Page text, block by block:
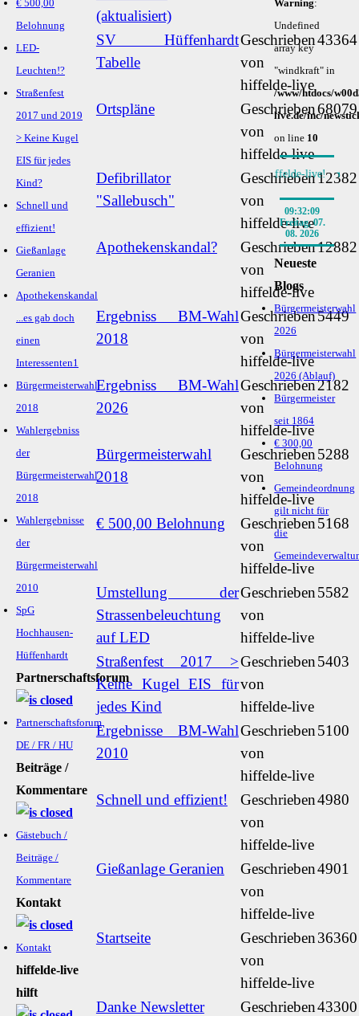
€ 500,00
Belohnung
LED-
Leuchten!?
Straßenfest
2017 und 2019
> Keine Kugel
EIS für jedes
Kind?
Schnell und
effizient!
Gießanlage
Geranien
Apothekenskandal
...es gab doch
einen
Interessenten1
Bürgermeisterwahl
2018
Wahlergebniss
der
Bürgermeisterwahl
2018
Wahlergebnisse
der
Bürgermeisterwahl
2010
SpG
Hochhausen-
Hüffenhardt
Partnerschaftsforum
Partnerschaftsforum
DE / FR / HU
Beiträge /
Kommentare
Gästebuch /
Beiträge /
Kommentare
Kontakt
Kontakt
hiffelde-live
hilft
(aktualisiert)
SV Hüffenhardt
Tabelle
Geschrieben
von
hiffelde-live
43364
Ortspläne
Geschrieben
von
hiffelde-live
68079
Defibrillator
"Sallebusch"
Geschrieben
von
hiffelde-live
12382
Apothekenskandal?
Geschrieben
von
hiffelde-live
12882
Ergebniss BM-Wahl
2018
Geschrieben
von
hiffelde-live
5449
Ergebniss BM-Wahl
2026
Geschrieben
von
hiffelde-live
2182
Bürgermeisterwahl
2018
Geschrieben
von
hiffelde-live
5288
€ 500,00 Belohnung
Geschrieben
von
hiffelde-live
5168
Umstellung der
Strassenbeleuchtung
auf LED
Geschrieben
von
hiffelde-live
5582
Straßenfest 2017 >
Keine Kugel EIS für
jedes Kind
Geschrieben
von
hiffelde-live
5403
Ergebnisse BM-Wahl
2010
Geschrieben
von
hiffelde-live
5100
Schnell und effizient!
Geschrieben
von
hiffelde-live
4980
Gießanlage Geranien
Geschrieben
von
hiffelde-live
4901
Startseite
Geschrieben
von
hiffelde-live
36360
Danke Newsletter
Geschrieben43300
Warning:
Undefined
array key
"windkraft" in
/www/htdocs/
live.de/inc/
on line 10
Interessant informiert durch den BLOG von hiffelde-live! ★
09:32:10
Freitag, 07.
08. 2026
Neueste
Blogs
Bürgermeisterwahl
2026
Bürgermeisterwahl
2026 (Ablauf)
Bürgermeister
seit 1864
€ 300,00
Belohnung
Gemeindeordnung
gilt nicht für
die